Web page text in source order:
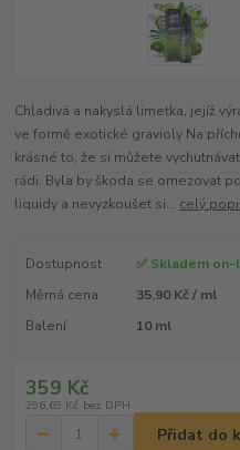
Chladivá a nakyslá limetka, jejíž
ve formě exotické gravioly Na
krásné to, že si můžete
rádi. Byla by škoda se omezovat
liquidy a nevyzkoušet si... celý
Dostupnost
✅ Skladem on-
Měrná cena
35,90 Kč / ml
Balení
10 ml
359 Kč
296,69 Kč bez DPH
Přidat do